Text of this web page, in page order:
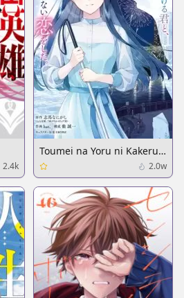
2.4k
Toumei na Yoru ni Kakeru
Kimi to, Me ni Mienai Koi
wo Shita.
2.0w